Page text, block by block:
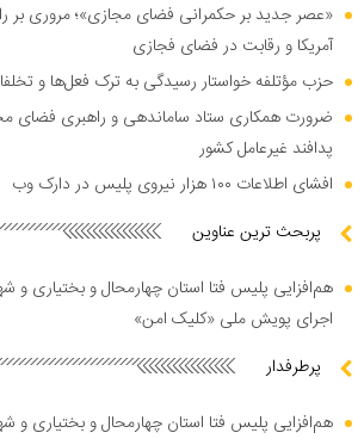
«عصر جدید بر حکمرانی فضای مجازی»؛ مروری بر
آمریکا و رقابت در فضای فجازی
حزب مؤتلفه خواستار رسیدگی به ترک فعل‌ها و
ضرورت همکاری ستاد ساماندهی و راهبری فضای
پدافند غیرعامل کشور
افشای اطلاعات ۱۰۰ هزار نیروی پلیس در دارک وب
پربحث ترین عناوین
هم‌افزایی پلیس فتا استان چهارمحال و بختیاری و
اجرای پویش ملی «کلیک امن»
پرطرفدار
هم‌افزایی پلیس فتا استان چهارمحال و بختیاری و